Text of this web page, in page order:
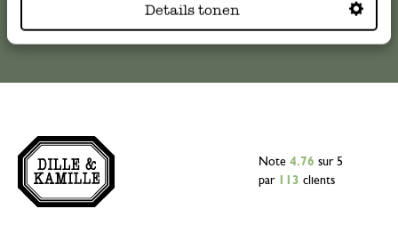
Details tonen
Note 4.76 sur 5
par
113 clients